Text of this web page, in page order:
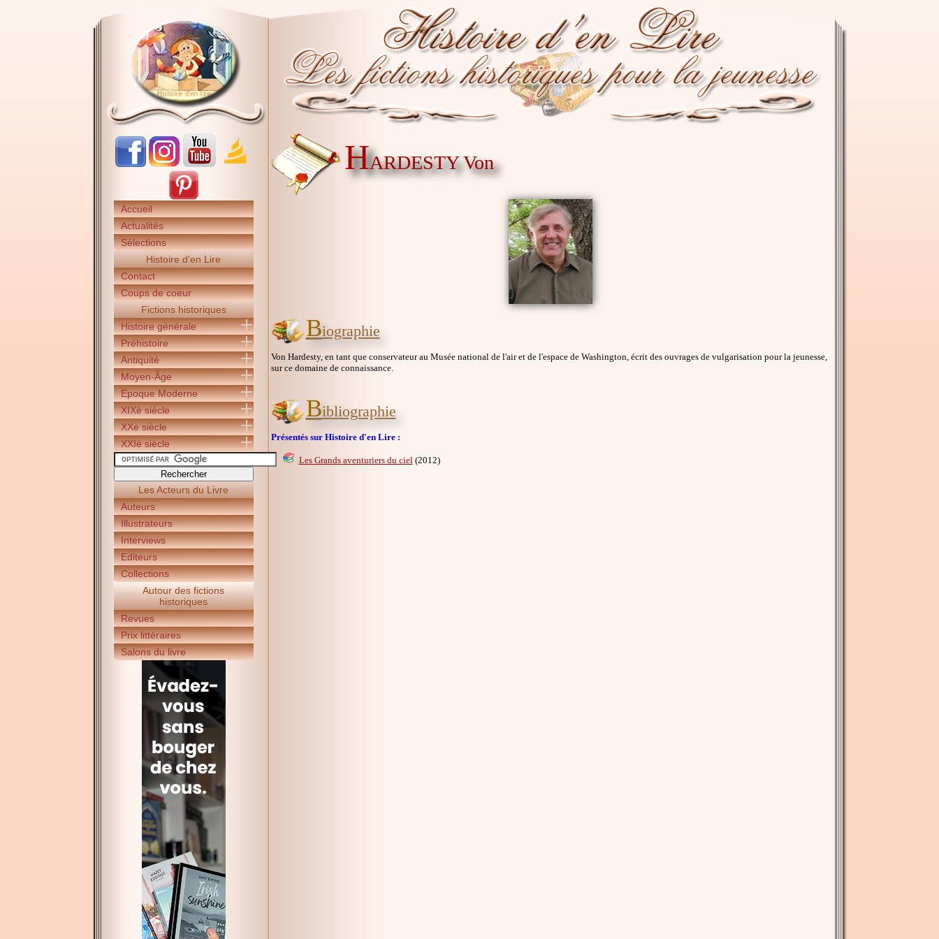
Accueil
Actualités
Sélections
Histoire d'en Lire
Contact
Coups de coeur
Fictions historiques
Histoire générale
Préhistoire
Antiquité
Moyen-Âge
Epoque Moderne
XIXè siècle
XXè siècle
XXIè siècle
Les Acteurs du Livre
Auteurs
Illustrateurs
Interviews
Editeurs
Collections
Autour des fictions
historiques
Revues
Prix littéraires
Salons du livre
HARDESTY Von
Biographie
Von Hardesty, en tant que conservateur au Musée national de l'air et de l'espace de Washington, écrit des ouvrages de vulgarisation pour la jeunesse,
sur ce domaine de connaissance.
Bibliographie
Présentés sur Histoire d'en Lire :
Les Grands aventuriers du ciel(2012)